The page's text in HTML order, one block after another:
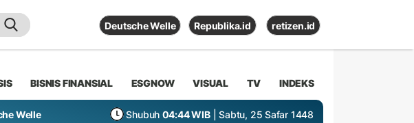
Deutsche Welle Republika.id retizen.id
BISNIS FINANSIAL ESGNOW VISUAL TV INDEKS
Welle Shubuh 04:44 WIB | Sabtu, 25 Safar 1448